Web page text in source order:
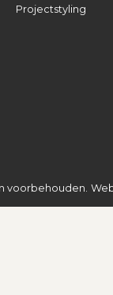
Projectstyling
voorbehouden.